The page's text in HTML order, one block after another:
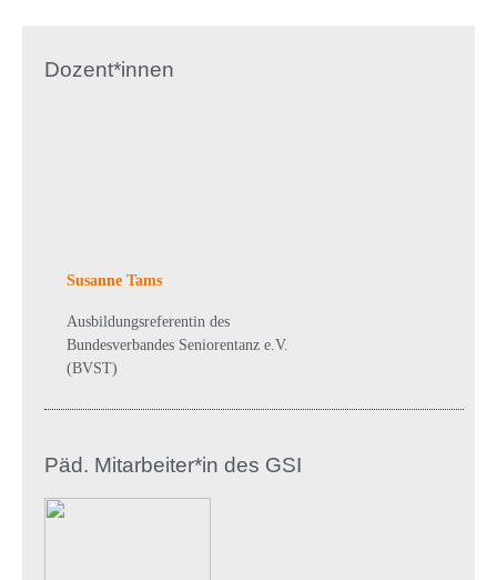
Dozent*innen
Susanne Tams
Ausbildungsreferentin des
Bundesverbandes Seniorentanz e.V.
(BVST)
Päd. Mitarbeiter*in des GSI